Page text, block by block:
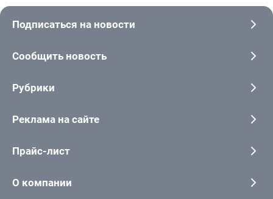
Подписаться на новости
Сообщить новость
Рубрики
Реклама на сайте
Прайс-лист
О компании